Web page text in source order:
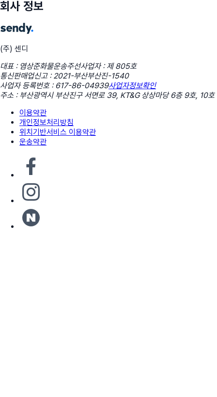
회사 정보
(주) 센디
대표 : 염상준화물운송주선사업자 : 제 805호
통신판매업신고 : 2021-부산부산진-1540
사업자 등록번호 : 617-86-04939사업자정보확인
주소 : 부산광역시 부산진구 서면로 39, KT&G 상상마당 6층 9호, 10호
이용약관
개인정보처리방침
위치기반서비스 이용약관
운송약관